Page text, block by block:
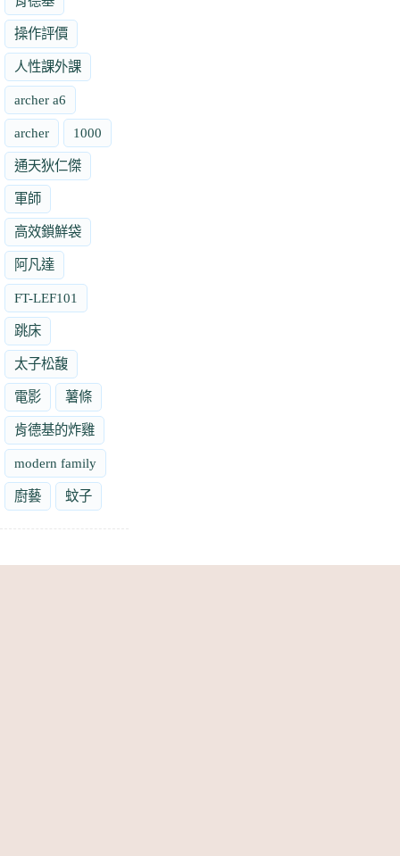
操作評價
人性課外課
archer a6
archer 1000
通天狄仁傑
軍師
高效鎖鮮袋
阿凡達
FT-LEF101
跳床
太子松馥
電影 薯條
肯德基的炸雞
modern family
廚藝 蚊子